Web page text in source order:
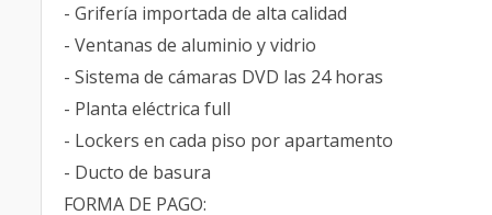
- Grifería importada de alta calidad
- Ventanas de aluminio y vidrio
- Sistema de cámaras DVD las 24 horas
- Planta eléctrica full
- Lockers en cada piso por apartamento
- Ducto de basura
FORMA DE PAGO: